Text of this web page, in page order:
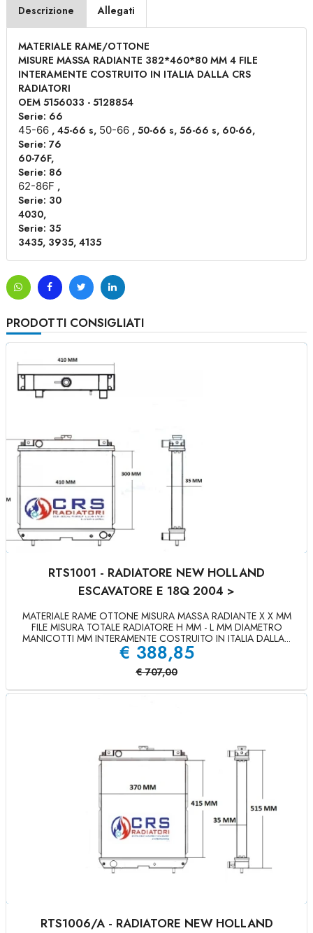
Descrizione
Allegati
MATERIALE RAME/OTTONE
MISURE MASSA RADIANTE 382*460*80 MM 4 FILE
INTERAMENTE COSTRUITO IN ITALIA DALLA CRS
RADIATORI
OEM 5156033 - 5128854
Serie: 66
45-66, 45-66 s, 50-66, 50-66 s, 56-66 s, 60-66,
Serie: 76
60-76F,
Serie: 86
62-86F ,
Serie: 30
4030,
Serie: 35
3435, 3935, 4135
PRODOTTI CONSIGLIATI
RTS1001 - RADIATORE NEW HOLLAND
ESCAVATORE E 18Q 2004 >
MATERIALE RAME OTTONE MISURA MASSA RADIANTE X X MM
FILE MISURA TOTALE RADIATORE H MM - L MM DIAMETRO
MANICOTTI MM INTERAMENTE COSTRUITO IN ITALIA DALLA...
€ 388,85
€ 707,00
RTS1006/A - RADIATORE NEW HOLLAND